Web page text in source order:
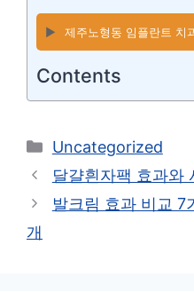
▶️ 제주노형동 임플란트 치
Contents
카
테
리
Uncategorized
달걀흰자팩 효과와
발크림 효과 비교 7
개